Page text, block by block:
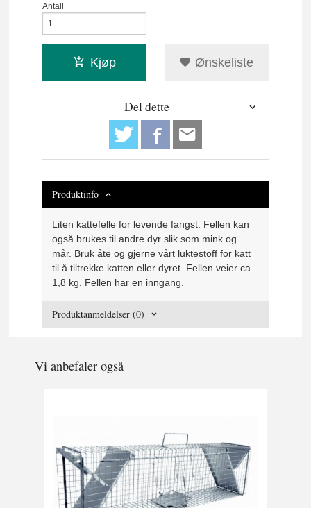
Antall
Kjøp Ønskeliste
Del dette
Produktinfo
Liten kattefelle for levende fangst. Fellen kan
også brukes til andre dyr slik som mink og
mår. Bruk åte og gjerne vårt luktestoff for katt
til å tiltrekke katten eller dyret. Fellen veier ca
1,8 kg. Fellen har en inngang.
Produktanmeldelser (0)
Vi anbefaler også